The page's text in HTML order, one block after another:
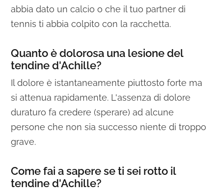
abbia dato un calcio o che il tuo partner di
tennis ti abbia colpito con la racchetta.
Quanto è dolorosa una lesione del
tendine d'Achille?
Il dolore è istantaneamente piuttosto forte ma
si attenua rapidamente. L'assenza di dolore
duraturo fa credere (sperare) ad alcune
persone che non sia successo niente di troppo
grave.
Come fai a sapere se ti sei rotto il
tendine d'Achille?